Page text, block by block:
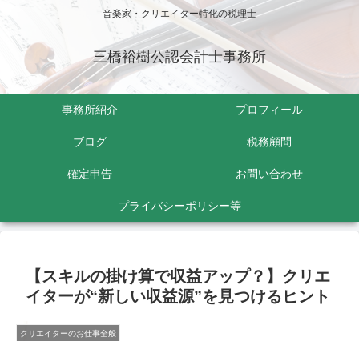
音楽家・クリエイター特化の税理士
三橋裕樹公認会計士事務所
事務所紹介 プロフィール
ブログ 税務顧問
確定申告 お問い合わせ
プライバシーポリシー等
【スキルの掛け算で収益アップ？】クリエ
イターが“新しい収益源”を見つけるヒント
クリエイターのお仕事全般